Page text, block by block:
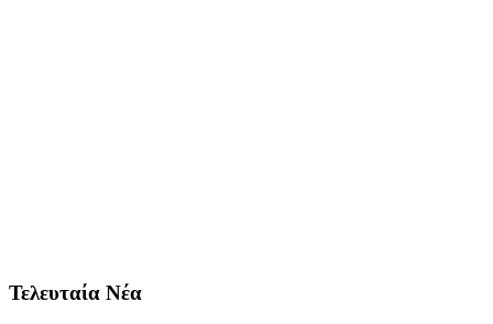
Τελευταία Νέα